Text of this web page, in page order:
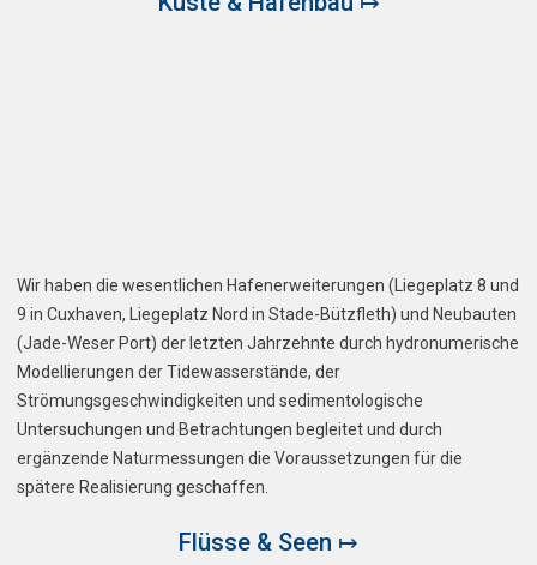
Wir haben die wesentlichen Hafenerweiterungen (Liegeplatz 8 und
9 in Cuxhaven, Liegeplatz Nord in Stade-Bützfleth) und Neubauten
(Jade-Weser Port) der letzten Jahrzehnte durch hydronumerische
Modellierungen der Tidewasserstände, der
Strömungsgeschwindigkeiten und sedimentologische
Untersuchungen und Betrachtungen begleitet und durch
ergänzende Naturmessungen die Voraussetzungen für die
spätere Realisierung geschaffen.
Flüsse & Seen ↦